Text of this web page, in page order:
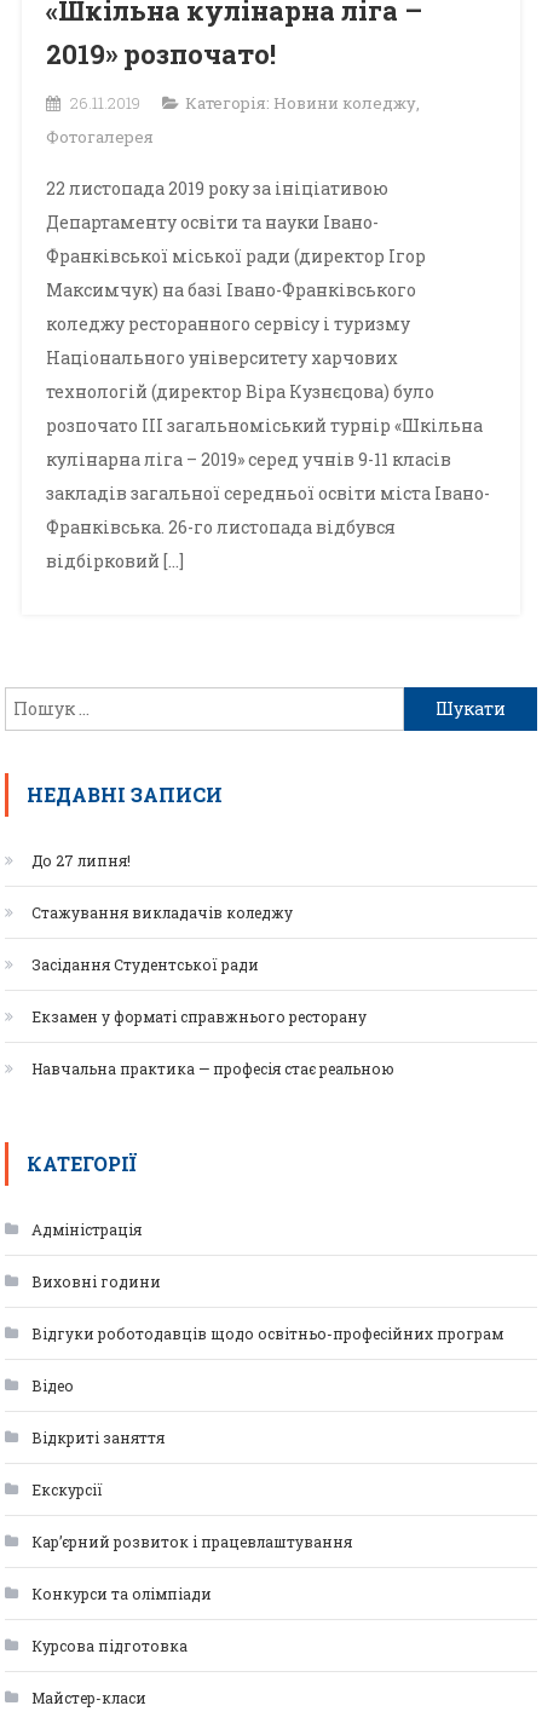
«Шкільна кулінарна ліга –
2019» розпочато!
26.11.2019 Категорія: Новини коледжу,
Фотогалерея
22 листопада 2019 року за ініціативою
Департаменту освіти та науки Івано-
Франківської міської ради (директор Ігор
Максимчук) на базі Івано-Франківського
коледжу ресторанного сервісу і туризму
Національного університету харчових
технологій (директор Віра Кузнєцова) було
розпочато ІІІ загальноміський турнір «Шкільна
кулінарна ліга – 2019» серед учнів 9-11 класів
закладів загальної середньої освіти міста Івано-
Франківська. 26-го листопада відбувся
відбірковий […]
НЕДАВНІ ЗАПИСИ
До 27 липня!
Стажування викладачів коледжу
Засідання Студентської ради
Екзамен у форматі справжнього ресторану
Навчальна практика — професія стає реальною
КАТЕГОРІЇ
Адміністрація
Виховні години
Відгуки роботодавців щодо освітньо-професійних програм
Відео
Відкриті заняття
Екскурсії
Кар’єрний розвиток і працевлаштування
Конкурси та олімпіади
Курсова підготовка
Майстер-класи